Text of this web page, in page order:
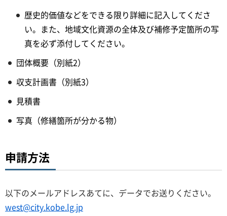
歴史的価値などをできる限り詳細に記入してくださ
い。また、地域文化資源の全体及び補修予定箇所の写
真を必ず添付してください。
団体概要（別紙2）
収支計画書（別紙3）
見積書
写真（修繕箇所が分かる物）
申請方法
以下のメールアドレスあてに、データでお送りください。
west@city.kobe.lg.jp